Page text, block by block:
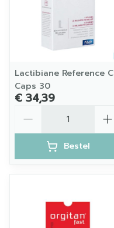
Lactibiane Reference C
Caps 30
€ 34,39
Bestel